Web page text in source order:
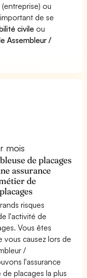
ou
de se
civile ou
Assembleur /
mois
de placages
assurance
de
risques
l'activité de
Vous êtes
causez lors de
/
l'assurance
placages la plus